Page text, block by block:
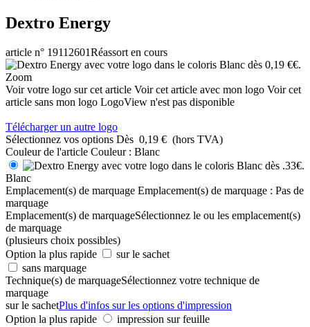
Dextro Energy
article n° 19112601Réassort en cours
Zoom
Voir votre logo sur cet article Voir cet article avec mon logo Voir cet
article sans mon logo LogoView n'est pas disponible
Télécharger un autre logo
Sélectionnez vos options Dès 0,19 € (hors TVA)
Couleur de l'article Couleur : Blanc
Blanc
Emplacement(s) de marquage Emplacement(s) de marquage : Pas de
marquage
Emplacement(s) de marquageSélectionnez le ou les emplacement(s)
de marquage
(plusieurs choix possibles)
Option la plus rapide
sur le sachet
sans marquage
Technique(s) de marquageSélectionnez votre technique de
marquage
sur le sachetPlus d'infos sur les options d'impression
Option la plus rapide
impression sur feuille